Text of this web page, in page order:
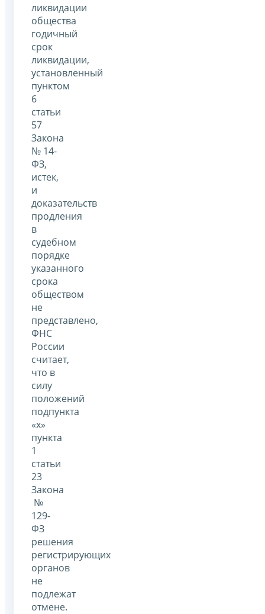
ликвидации
общества
годичный
срок
ликвидации,
установленный
пунктом
6
статьи
57
Закона
№ 14-
ФЗ,
истек,
и
доказательств
продления
в
судебном
порядке
указанного
срока
обществом
не
представлено,
ФНС
России
считает,
что в
силу
положений
подпункта
«х»
пункта
1
статьи
23
Закона
№
129-
ФЗ
решения
регистрирующих
органов
не
подлежат
отмене.